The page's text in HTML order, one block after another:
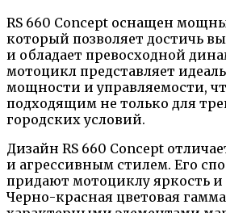
RS 660 Concept оснащен
который позволяет достичь
и обладает превосходной
мотоцикл представляет
мощности и управляемости,
подходящим не только для
городских условий.
Дизайн RS 660 Concept
и агрессивным стилем. Его
придают мотоциклу яркость и
Черно-красная цветовая